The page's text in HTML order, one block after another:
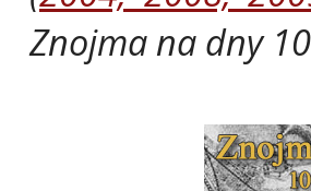
Znojma na dny